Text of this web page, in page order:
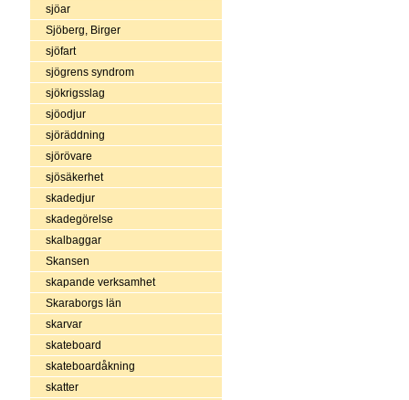
sjöar
Sjöberg, Birger
sjöfart
sjögrens syndrom
sjökrigsslag
sjöodjur
sjöräddning
sjörövare
sjösäkerhet
skadedjur
skadegörelse
skalbaggar
Skansen
skapande verksamhet
Skaraborgs län
skarvar
skateboard
skateboardåkning
skatter